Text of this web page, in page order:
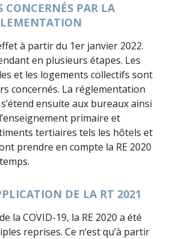
CONCERNÉS PAR LA
à partir du 1er janvier 2022.
en plusieurs étapes. Les
et les logements collectifs sont
concernés. La réglementation
ensuite aux bureaux ainsi
primaire et
tertiaires tels les hôtels et
prendre en compte la RE 2020
DE LA RT 2021
la COVID-19, la RE 2020 a été
reprises. Ce n‘est qu’à partir